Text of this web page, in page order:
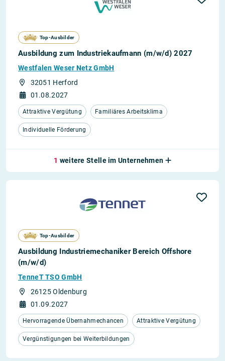
Top-Ausbilder
Ausbildung zum Industriekaufmann (m/w/d) 2027
Westfalen Weser Netz GmbH
32051 Herford
01.08.2027
Attraktive Vergütung Familiäres Arbeitsklima
Individuelle Förderung
1 weitere Stelle im Unternehmen
Top-Ausbilder
Ausbildung Industriemechaniker Bereich Offshore
(m/w/d)
TenneT TSO GmbH
26125 Oldenburg
01.09.2027
Hervorragende Übernahmechancen Attraktive Vergütung
Vergünstigungen bei Weiterbildungen